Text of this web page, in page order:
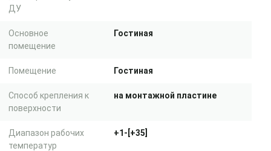
ДУ
Основное
помещение
Гостиная
Помещение Гостиная
Способ крепления к
поверхности
на монтажной пластине
Диапазон рабочих
температур
+1-[+35]